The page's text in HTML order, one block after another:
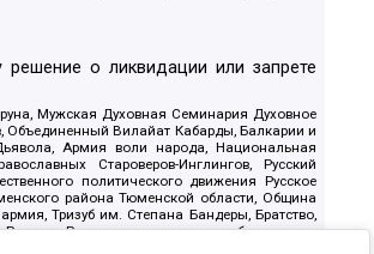
о ликвидации или запрете
Мужская Духовная Семинария Духовное
Объединенный Вилайат Кабарды, Балкарии и
Армия воли народа, Национальная
Староверов-Инглингов, Русский
политического движения Русское
района Тюменской области, Община
Тризуб им. Степана Бандеры, Братство,
Русское национальное объединение